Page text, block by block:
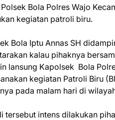
Bola Polres Wajo
kegiatan patroli biru.
Bola Iptu Annas SH
kalau pihaknya
lansung Kapolsek Bola
kegiatan Patroli Biru
pada malam hari di
tersebut intens dilakukan